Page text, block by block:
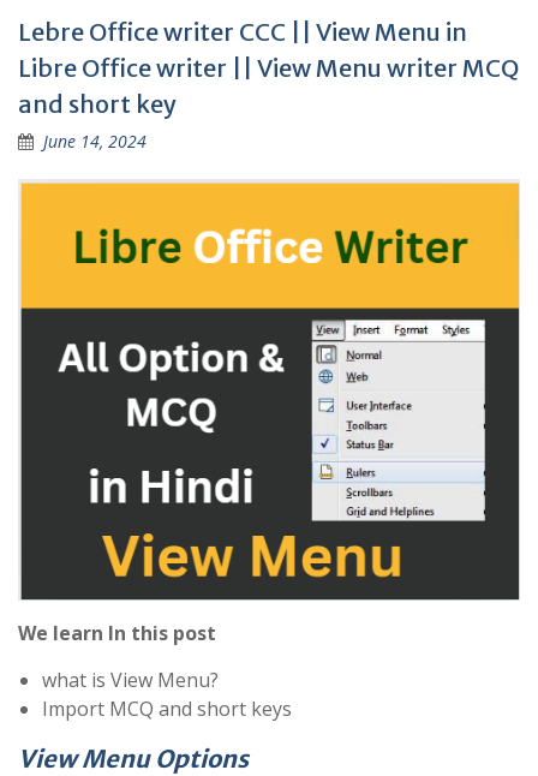
Lebre Office writer CCC || View Menu in
Libre Office writer || View Menu writer MCQ
and short key
June 14, 2024
We learn In this post
what is View Menu?
Import MCQ and short keys
View Menu Options